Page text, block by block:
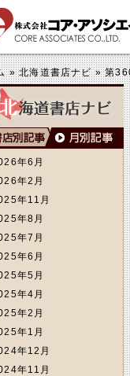
»北海道書店ナビ»第
年6月
年2月
年11月
年8月
年7月
年6月
年5月
年4月
年2月
年1月
年12月
年11月